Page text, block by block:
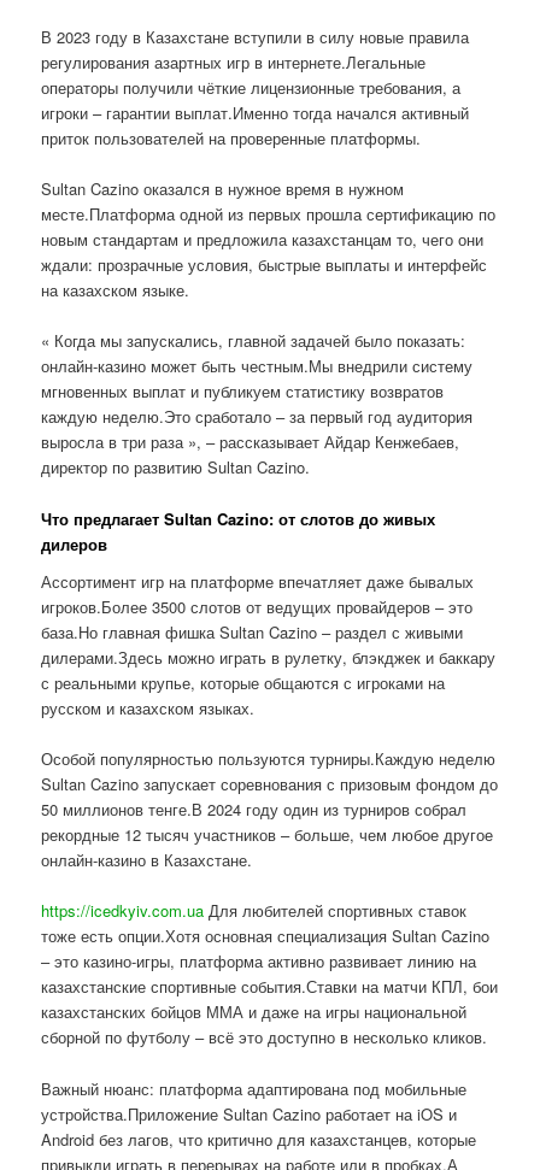
В 2023 году в Казахстане вступили в силу новые правила
регулирования азартных игр в интернете.Легальные
операторы получили чёткие лицензионные требования, а
игроки – гарантии выплат.Именно тогда начался активный
приток пользователей на проверенные платформы.
Sultan Cazino оказался в нужное время в нужном
месте.Платформа одной из первых прошла сертификацию по
новым стандартам и предложила казахстанцам то, чего они
ждали: прозрачные условия, быстрые выплаты и интерфейс
на казахском языке.
« Когда мы запускались, главной задачей было показать:
онлайн-казино может быть честным.Мы внедрили систему
мгновенных выплат и публикуем статистику возвратов
каждую неделю.Это сработало – за первый год аудитория
выросла в три раза », – рассказывает Айдар Кенжебаев,
директор по развитию Sultan Cazino.
Что предлагает Sultan Cazino: от слотов до живых
дилеров
Ассортимент игр на платформе впечатляет даже бывалых
игроков.Более 3500 слотов от ведущих провайдеров – это
база.Но главная фишка Sultan Cazino – раздел с живыми
дилерами.Здесь можно играть в рулетку, блэкджек и баккару
с реальными крупье, которые общаются с игроками на
русском и казахском языках.
Особой популярностью пользуются турниры.Каждую неделю
Sultan Cazino запускает соревнования с призовым фондом до
50 миллионов тенге.В 2024 году один из турниров собрал
рекордные 12 тысяч участников – больше, чем любое другое
онлайн-казино в Казахстане.
https://icedkyiv.com.ua Для любителей спортивных ставок
тоже есть опции.Хотя основная специализация Sultan Cazino
– это казино-игры, платформа активно развивает линию на
казахстанские спортивные события.Ставки на матчи КПЛ, бои
казахстанских бойцов ММА и даже на игры национальной
сборной по футболу – всё это доступно в несколько кликов.
Важный нюанс: платформа адаптирована под мобильные
устройства.Приложение Sultan Cazino работает на iOS и
Android без лагов, что критично для казахстанцев, которые
привыкли играть в перерывах на работе или в пробках.А